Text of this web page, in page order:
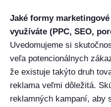
Jaké formy
využíváte (PPC, SEO,
Uvedomujeme si
veľa potencionálnych
že existuje takýto druh
reklama veľmi dôležitá.
reklamných kampaní, aby